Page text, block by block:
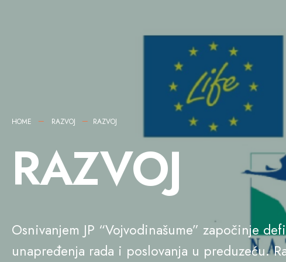
HOME RAZVOJ RAZVOJ
RAZVOJ
Osnivanjem JP “Vojvodinašume” započinje
unapređenja rada i poslovanja u preduzeću.